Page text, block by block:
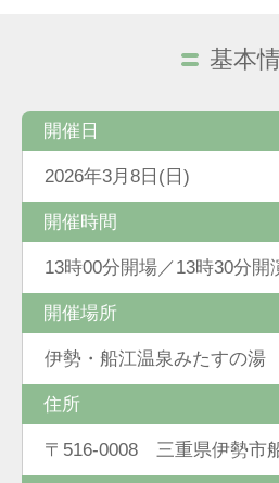
基本
開催日
2026年3月8日(日)
開催時間
13時00分開場／13時30分開
開催場所
伊勢・船江温泉みたすの湯
住所
〒516-0008 三重県伊勢市